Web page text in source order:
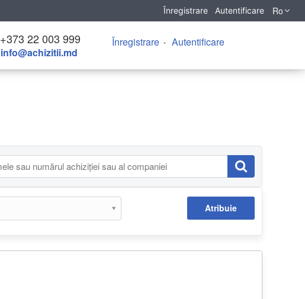
Înregistrare Autentificare Ro
+373 22 003 999
info@achizitii.md
Înregistrare Autentificare
Atribuie